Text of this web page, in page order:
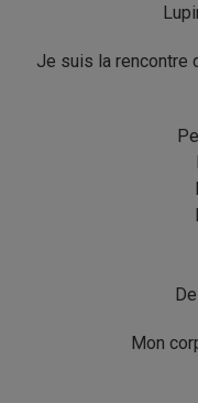
Je suis la rencontre
Mon